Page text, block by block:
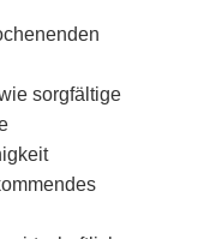
sorgfältige